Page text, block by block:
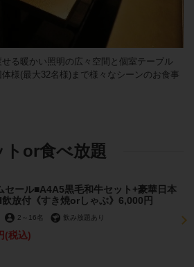
せる暖かい照明の広々空間と個室テーブル
様(最大32名様)まで様々なシーンのお食事
トor食べ放題
セール■A4A5黒毛和牛セット+豪華日本
放付《すき焼orしゃぶ》6,000円
2 ～ 16名 飲み放題あり
(税込)